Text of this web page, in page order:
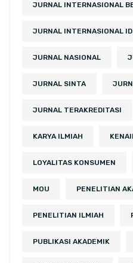
JURNAL INTERNASIONAL
JURNAL INTERNASIONAL
JURNAL NASIONAL
JURNAL SINTA
JURNAL TERAKREDITASI
KARYA ILMIAH
LOYALITAS KONSUMEN
MOU PENELITIAN
PENELITIAN ILMIAH
PUBLIKASI AKADEMIK